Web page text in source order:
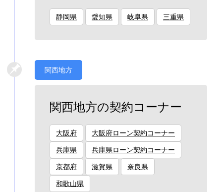
静岡県 愛知県 岐阜県 三重県
関西地方
関西地方の契約コーナー
大阪府 大阪府ローン契約コーナー
兵庫県 兵庫県ローン契約コーナー
京都府 滋賀県 奈良県
和歌山県